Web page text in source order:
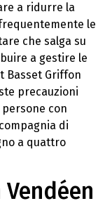
a ridurre la
le
che salga su
a gestire le
Basset Griffon
precauzioni
con
di
a quattro